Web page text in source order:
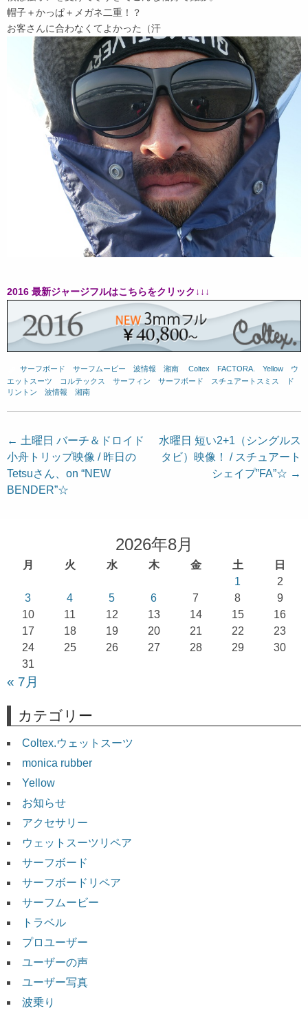
帽子＋かっぱ＋メガネ二重！？
お客さんに合わなくてよかった（汗
2016 最新ジャージフルはこちらをクリック↓↓↓
サーフボード サーフムービー 波情報 湘南 Coltex FACTORA. Yellow
ウ
エットスーツ
コルテックス サーフィン サーフボード スチュアートスミス
ド
リントン
波情報 湘南
投
稿
ナ
← 土曜日 バーチ＆ドロイド
小舟トリップ映像 / 昨日の
Tetsuさん、on “NEW
BENDER”☆
水曜日 短い2+1（シングルス
タビ）映像！ / スチュアート
シェイプ”FA”☆ →
2026年8月
月 火 水 木 金 土
日
1
2
3
4 5 6 7 8
9
10
11 12 13 14 15
16
17
18 19 20 21 22
23
24
25 26 27 28 29
30
31
« 7月
カテゴリー
Coltex.ウェットスーツ
monica rubber
Yellow
お知らせ
アクセサリー
ウェットスーツリペア
サーフボード
サーフボードリペア
サーフムービー
トラベル
プロユーザー
ユーザーの声
ユーザー写真
波乗り